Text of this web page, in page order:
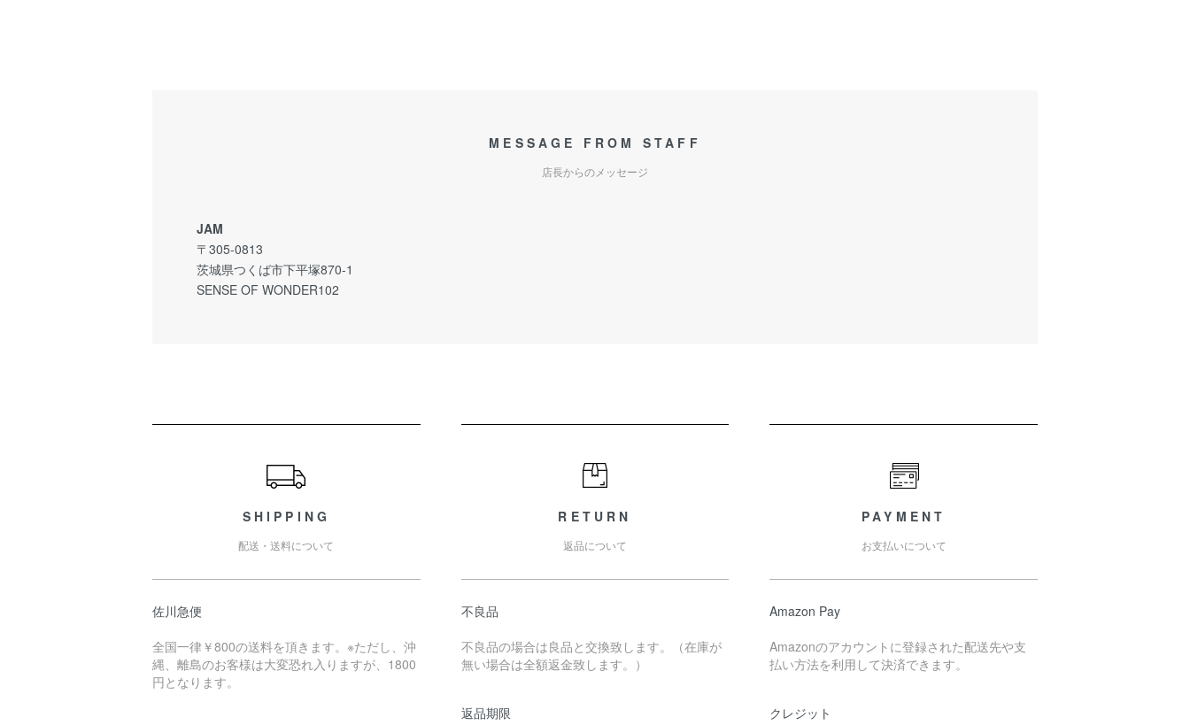
MESSAGE FROM STAFF
店長からのメッセージ
JAM
〒305-0813
茨城県つくば市下平塚870-1
SENSE OF WONDER102
SHIPPING
配送・送料について
佐川急便
全国一律￥800の送料を頂きます。※ただし、沖
縄、離島のお客様は大変恐れ入りますが、1800
円となります。
RETURN
返品について
不良品
不良品の場合は良品と交換致します。（在庫が
無い場合は全額返金致します。）
返品期限
PAYMENT
お支払いについて
Amazon Pay
Amazonのアカウントに登録された配送先や支
払い方法を利用して決済できます。
クレジット